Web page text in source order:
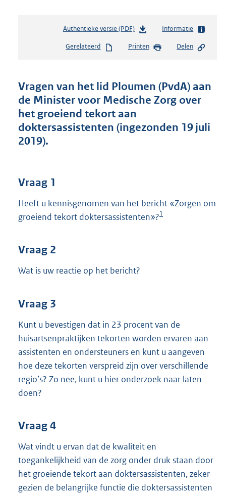
Authentieke versie (PDF)b
s
d
s
g
r
o
6
K
Informatie
Gerelateerd Printen Delen
Vragen van het lid Ploumen (PvdA) aan
de Minister voor Medische Zorg over
het groeiend tekort aan
doktersassistenten (ingezonden 19 juli
2019).
Vraag 1
Heeft u kennisgenomen van het bericht «Zorgen om
groeiend tekort doktersassistenten»?1
Vraag 2
Wat is uw reactie op het bericht?
Vraag 3
Kunt u bevestigen dat in 23 procent van de
huisartsenpraktijken tekorten worden ervaren aan
assistenten en ondersteuners en kunt u aangeven
hoe deze tekorten verspreid zijn over verschillende
regio’s? Zo nee, kunt u hier onderzoek naar laten
doen?
Vraag 4
Wat vindt u ervan dat de kwaliteit en
toegankelijkheid van de zorg onder druk staan door
het groeiende tekort aan doktersassistenten, zeker
gezien de belangrijke functie die doktersassistenten